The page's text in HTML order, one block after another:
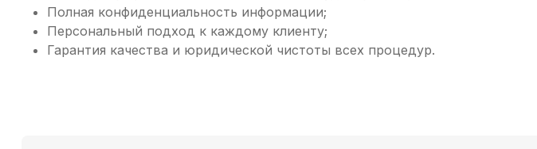
Полная конфиденциальность информации;
Персональный подход к каждому клиенту;
Гарантия качества и юридической чистоты всех процедур.